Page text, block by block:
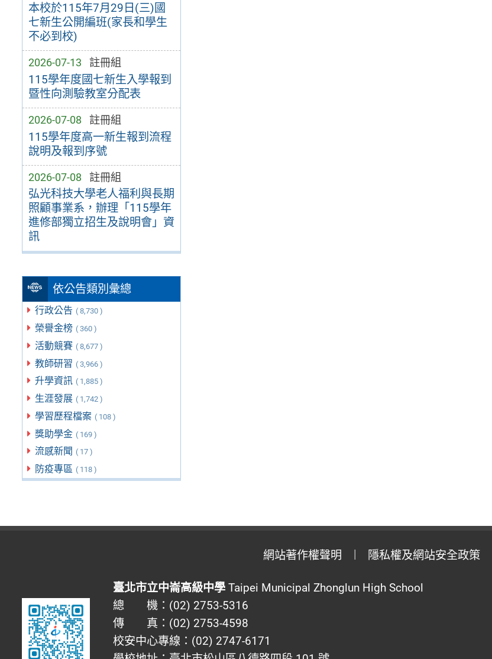
本校於115年7月29日(三)國
七新生公開編班(家長和學生
不必到校)
2026-07-13 註冊組
115學年度國七新生入學報到
暨性向測驗教室分配表
2026-07-08 註冊組
115學年度高一新生報到流程
說明及報到序號
2026-07-08 註冊組
弘光科技大學老人福利與長期
照顧事業系，辦理「115學年
進修部獨立招生及說明會」資
訊
依公告類別彙總
行政公告 ( 8,730 )
榮譽金榜 ( 360 )
活動競賽 ( 8,677 )
教師研習 ( 3,966 )
升學資訊 ( 1,885 )
生涯發展 ( 1,742 )
學習歷程檔案 ( 108 )
獎助學金 ( 169 )
流感新聞 ( 17 )
防疫專區 ( 118 )
網站著作權聲明 隱私權及網站安全政策
臺北市立中崙高級中學Taipei Municipal Zhonglun High School
總 機：(02) 2753-5316
傳 真：(02) 2753-4598
校安中心專線：(02) 2747-6171